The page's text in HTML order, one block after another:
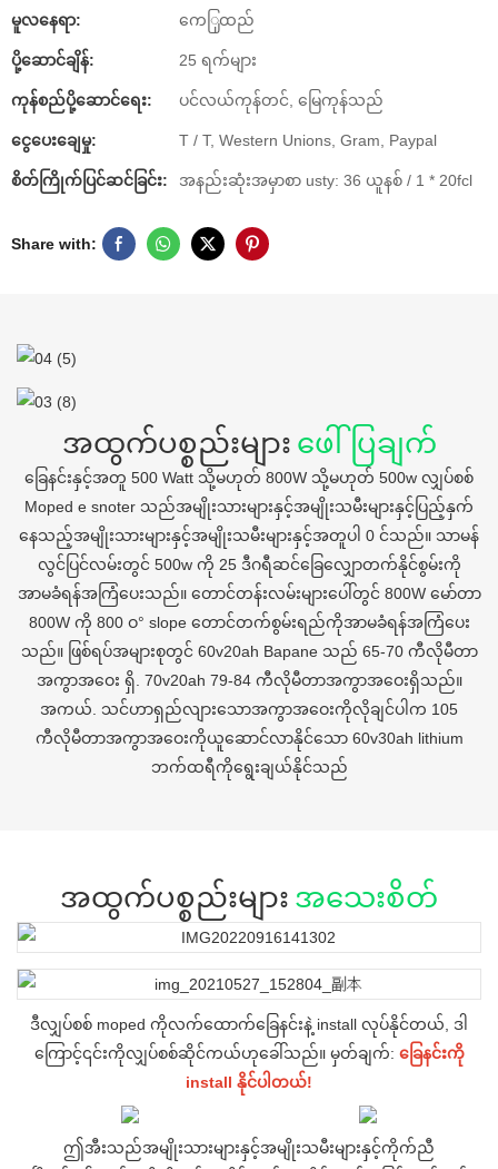
မူလနေရာ: ကေြှထည်
ပို့ဆောင်ချိန်: 25 ရက်များ
ကုန်စည်ပို့ဆောင်ရေး: ပင်လယ်ကုန်တင်, မြေကုန်သည်
ငွေပေးချေမှု: T / T, Western Unions, Gram, Paypal
စိတ်ကြိုက်ပြင်ဆင်ခြင်း: အနည်းဆုံးအမှာစာ usty: 36 ယူနစ် / 1 * 20fcl
Share with:
အထွက်ပစ္စည်းများ ဖေါ်ပြချက်
ခြေနင်းနှင့်အတူ 500 Watt သို့မဟုတ် 800W သို့မဟုတ် 500w လျှပ်စစ်
Moped e snoter သည်အမျိုးသားများနှင့်အမျိုးသမီးများနှင့်ပြည့်နှက်
နေသည့်အမျိုးသားများနှင့်အမျိုးသမီးများနှင့်အတူပါ 0 င်သည်။ သာမန်
လွင်ပြင်လမ်းတွင် 500w ကို 25 ဒီဂရီဆင်ခြေလျှောတက်နိုင်စွမ်းကို
အာမခံရန်အကြံပေးသည်။ တောင်တန်းလမ်းများပေါ်တွင် 800W မော်တာ
800W ကို 800 ဝ° slope တောင်တက်စွမ်းရည်ကိုအာမခံရန်အကြံပေး
သည်။ ဖြစ်ရပ်အများစုတွင် 60v20ah Bapane သည် 65-70 ကီလိုမီတာ
အကွာအဝေး ရှိ. 70v20ah 79-84 ကီလိုမီတာအကွာအဝေးရှိသည်။
အကယ်. သင်ဟာရှည်လျားသောအကွာအဝေးကိုလိုချင်ပါက 105
ကီလိုမီတာအကွာအဝေးကိုယူဆောင်လာနိုင်သော 60v30ah lithium
ဘက်ထရီကိုရွေးချယ်နိုင်သည်
အထွက်ပစ္စည်းများ အသေးစိတ်
ဒီလျှပ်စစ် moped ကိုလက်ထောက်ခြေနင်းနဲ့ install လုပ်နိုင်တယ်, ဒါ
ကြောင့်၎င်းကိုလျှပ်စစ်ဆိုင်ကယ်ဟုခေါ်သည်။ မှတ်ချက်: ခြေနင်းကို
install နိုင်ပါတယ်!
ဤအီးသည်အမျိုးသားများနှင့်အမျိုးသမီးများနှင့်ကိုက်ညီ